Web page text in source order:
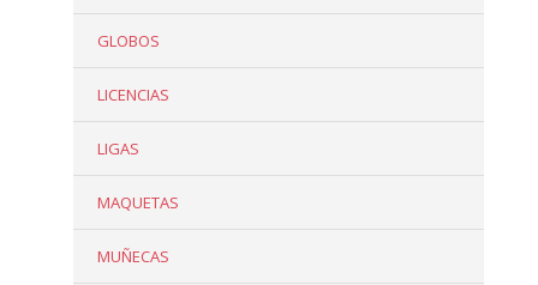
GLOBOS
LICENCIAS
LIGAS
MAQUETAS
MUÑECAS